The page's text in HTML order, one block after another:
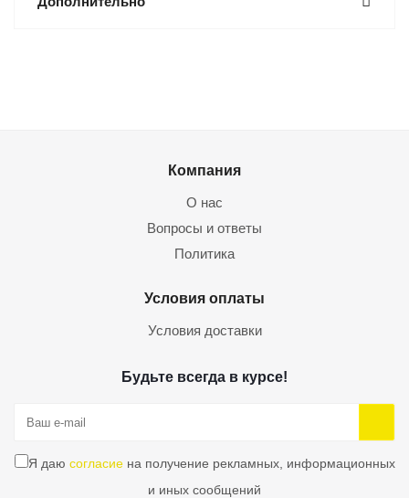
Компания
О нас
Вопросы и ответы
Политика
Условия оплаты
Условия доставки
Будьте всегда в курсе!
Я даю согласиена получение рекламных, информационных
и иных сообщений